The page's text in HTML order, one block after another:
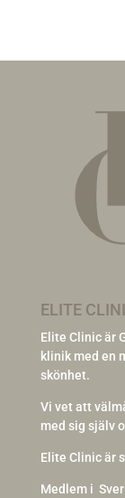
ELITE
Elite Clinic är
klinik med en
skönhet.
Vi vet att
med sig själv
Elite Clinic är
Medlem i